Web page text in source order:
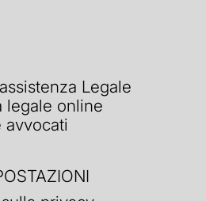
Legale
legale online
avvocati